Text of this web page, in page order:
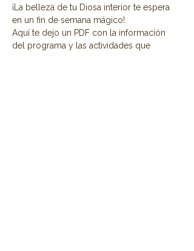
¡La belleza de tu Diosa interior te espera
en un fin de semana mágico!
Aquí te dejo un PDF con la información
del programa y las actividades que